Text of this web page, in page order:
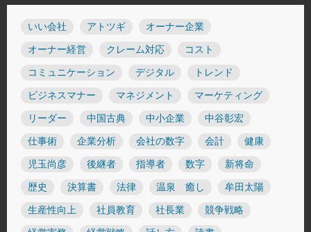
いい会社 アトツギ オーナー企業
オーナー経営 クレーム対応 コスト
コミュニケーション デジタル トレンド
ビジネスマナー マネジメント マーケティング
リーダー 中国古典 中小企業 中谷彰宏
仕事術 企業分析 会社の数字 会計 健康
児玉尚彦 後継者 指導者 数字 新将命
歴史 決算書 法律 温泉 癒し 牟田太陽
生産性向上 社員教育 社長業 競争戦略